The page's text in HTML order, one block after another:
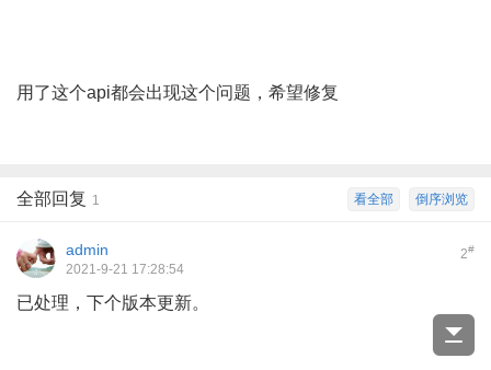
用了这个api都会出现这个问题，希望修复
倒序浏览
看全部
全部回复 1
2#
admin
2021-9-21 17:28:54
已处理，下个版本更新。